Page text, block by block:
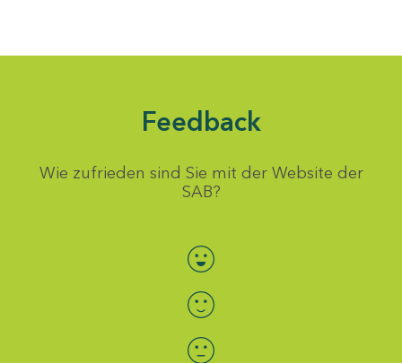
Feedback
Wie zufrieden sind Sie mit der Website der
SAB?
Bewertung auswählen